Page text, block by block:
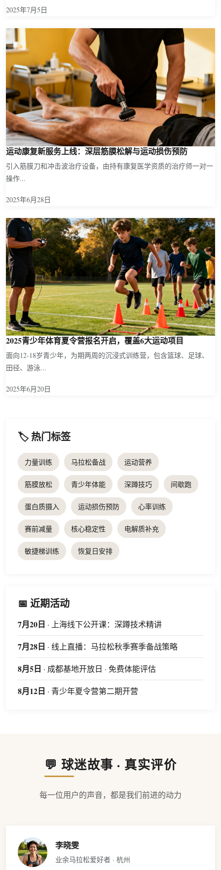
2025年7月5日
运动康复新服务上线：深层筋膜松解与运动损伤预防
引入筋膜刀和冲击波治疗设备，由持有康复医学资质的治疗师一对一
操作...
2025年6月28日
2025青少年体育夏令营报名开启，覆盖6大运动项目
面向12-18岁青少年，为期两周的沉浸式训练营，包含篮球、足球、
田径、游泳...
2025年6月20日
🏷️ 热门标签
力量训练 马拉松备战 运动营养
筋膜放松 青少年体能 深蹲技巧 间歇跑
蛋白质摄入 运动损伤预防 心率训练
赛前减量 核心稳定性 电解质补充
敏捷梯训练 恢复日安排
📅 近期活动
7月20日 · 上海线下公开课：深蹲技术精讲
7月28日 · 线上直播：马拉松秋季赛季备战策略
8月5日 · 成都基地开放日 · 免费体能评估
8月12日 · 青少年夏令营第二期开营
💬 球迷故事 · 真实评价
每一位用户的声音，都是我们前进的动力
李晓雯
业余马拉松爱好者 · 杭州